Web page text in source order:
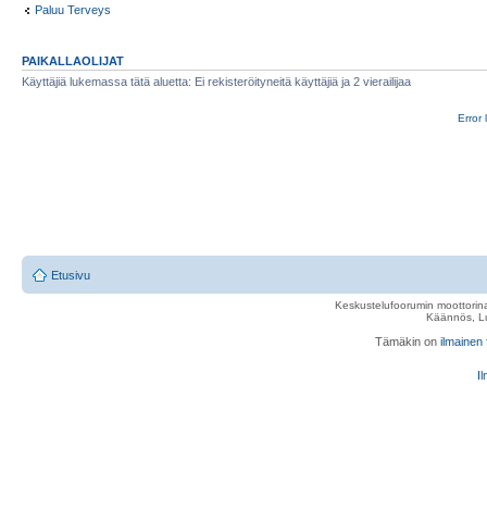
Paluu Terveys
PAIKALLAOLIJAT
Käyttäjiä lukemassa tätä aluetta: Ei rekisteröityneitä käyttäjiä ja 2 vierailijaa
Error
Etusivu
Keskustelufoorumin
Käännös,
Tämäkin on ilmainen